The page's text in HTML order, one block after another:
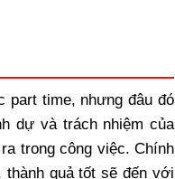
part time, nhưng đâu đó
dự và trách nhiệm của
trong công việc. Chính
quả tốt sẽ đến với